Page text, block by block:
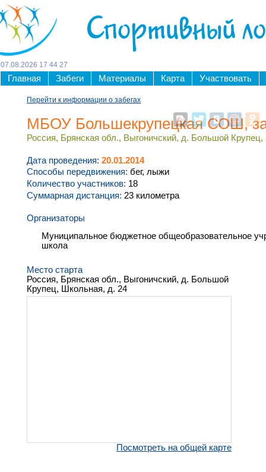
Спортивный
07 08 2026 17 44 27
Главная Забеги Материалы Карта Участвовать
Перейти к информации о забегах
МБОУ Большекрупецкая СОШ,
Россия, Брянская обл., Выгоничский, д. Большой
Дата проведения: 20.01.2014
Способы передвижения: бег, лыжи
Количество участников: 18
Суммарная дистанция: 23 километра
Организаторы
Муниципальное бюджетное общеобразовательное
школа
Место старта
Россия, Брянская обл., Выгоничский, д. Большой
Крупец, Школьная, д. 24
Посмотреть на общей карте